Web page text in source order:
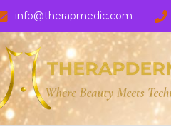
info@therapmedic.com